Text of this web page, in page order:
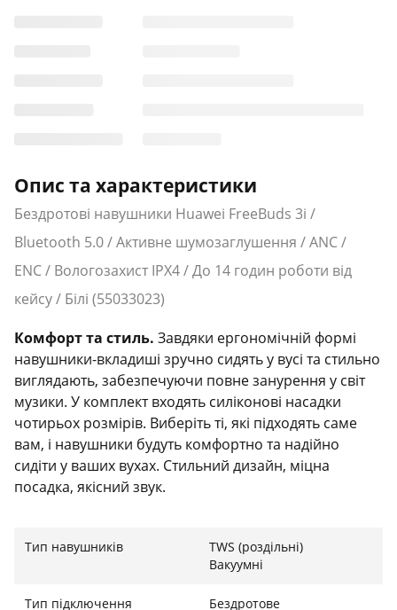
Опис та характеристики
Бездротові навушники Huawei FreeBuds 3i /
Bluetooth 5.0 / Активне шумозаглушення / ANC /
ENC / Вологозахист IPX4 / До 14 годин роботи від
кейсу / Білі (55033023)
Комфорт та стиль. Завдяки ергономічній формі
навушники-вкладиші зручно сидять у вусі та стильно
виглядають, забезпечуючи повне занурення у світ
музики. У комплект входять силіконові насадки
чотирьох розмірів. Виберіть ті, які підходять саме
вам, і навушники будуть комфортно та надійно
сидіти у ваших вухах. Стильний дизайн, міцна
посадка, якісний звук.
мікрофон розпізнає і активно пригнічує шум фону, а
внутрішній мікрофон захоплює і пригнічує сторонні
Тип навушників
TWS (роздільні)
Вакуумні
Тип підключення Бездротове